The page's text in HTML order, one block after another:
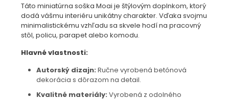
Táto miniatúrna soška Moai je štýlovým doplnkom, ktorý
dodá vášmu interiéru unikátny charakter. Vďaka svojmu
minimalistickému vzhľadu sa skvele hodí na pracovný
stôl, policu, parapet alebo komodu.
Hlavné vlastnosti:
Autorský dizajn: Ručne vyrobená betónová
dekorácia s dôrazom na detail.
Kvalitné materiály: Vyrobená z odolného